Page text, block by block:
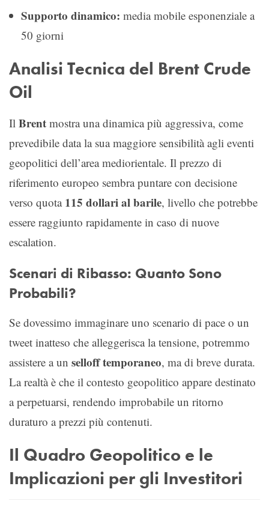
Supporto dinamico: media mobile esponenziale a
50 giorni
Analisi Tecnica del Brent Crude
Oil
Il Brent mostra una dinamica più aggressiva, come
prevedibile data la sua maggiore sensibilità agli eventi
geopolitici dell’area mediorientale. Il prezzo di
riferimento europeo sembra puntare con decisione
verso quota 115 dollari al barile, livello che potrebbe
essere raggiunto rapidamente in caso di nuove
escalation.
Scenari di Ribasso: Quanto Sono
Probabili?
Se dovessimo immaginare uno scenario di pace o un
tweet inatteso che alleggerisca la tensione, potremmo
assistere a un selloff temporaneo, ma di breve durata.
La realtà è che il contesto geopolitico appare destinato
a perpetuarsi, rendendo improbabile un ritorno
duraturo a prezzi più contenuti.
Il Quadro Geopolitico e le
Implicazioni per gli Investitori